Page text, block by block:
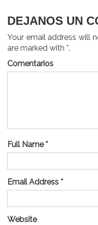
DEJANOS UN
Your email address will
are marked with *.
Comentarios
Full Name *
Email Address *
Website